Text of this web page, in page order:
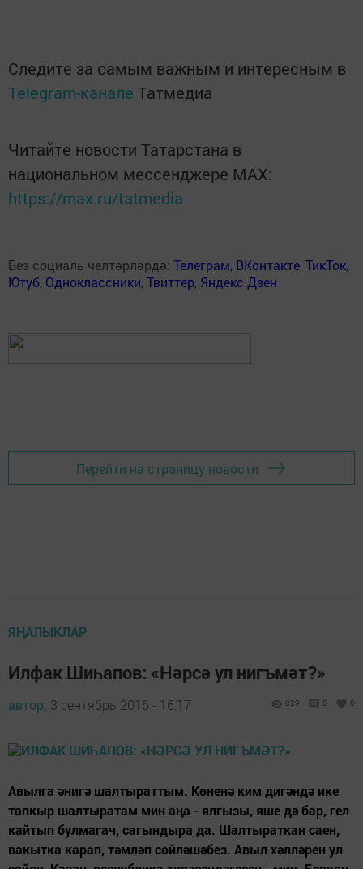
Следите за самым важным и интересным в
Telegram-канале Татмедиа
Читайте новости Татарстана в
национальном мессенджере MАХ:
https://max.ru/tatmedia
Без социаль челтәрләрдә: Телеграм, ВКонтакте,ТикТок,
Ютуб, Одноклассники,Твиттер, Яндекс.Дзен
Перейти на страницу новости
ЯҢАЛЫКЛАР
Илфак Шиһапов: «Нәрсә ул нигъмәт?»
автор, 3 сентябрь 2016 - 16:17 829 0 0
Авылга әнигә шалтыраттым. Көненә ким дигәндә ике
тапкыр шалтыратам мин аңа - ялгызы, яше дә бар, гел
кайтып булмагач, сагындыра да. Шалтыраткан саен,
вакытка карап, тәмләп сөйләшәбез. Авыл хәлләрен ул